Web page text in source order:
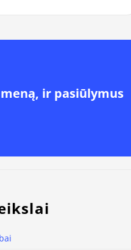
ir pasiūlymus